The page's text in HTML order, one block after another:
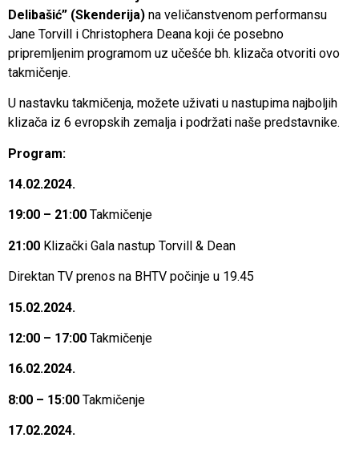
Delibašić” (Skenderija) na veličanstvenom performansu
Jane Torvill i Christophera Deana koji će posebno
pripremljenim programom uz učešće bh. klizača otvoriti ovo
takmičenje.
U nastavku takmičenja, možete uživati u nastupima najboljih
klizača iz 6 evropskih zemalja i podržati naše predstavnike.
Program:
14.02.2024.
19:00 – 21:00 Takmičenje
21:00 Klizački Gala nastup Torvill & Dean
Direktan TV prenos na BHTV počinje u 19.45
15.02.2024.
12:00 – 17:00 Takmičenje
16.02.2024.
8:00 – 15:00 Takmičenje
17.02.2024.